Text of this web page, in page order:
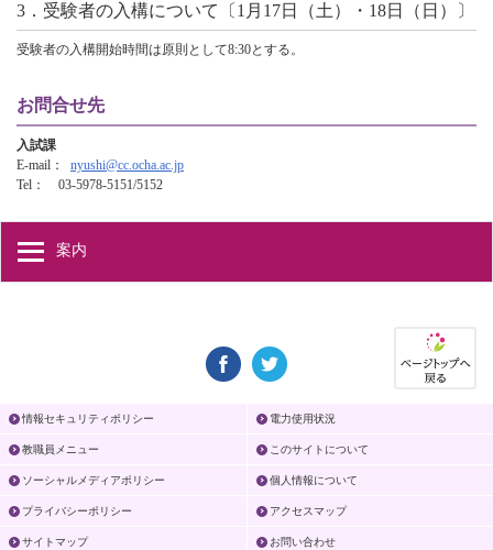
3．受験者の入構について〔1月17日（土）・18日（日）〕
受験者の入構開始時間は原則として8:30とする。
お問合せ先
入試課
E-mail： nyushi@cc.ocha.ac.jp
Tel： 03-5978-5151/5152
案内
情報セキュリティポリシー 電力使用状況
教職員メニュー このサイトについて
ソーシャルメディアポリシー 個人情報について
プライバシーポリシー アクセスマップ
サイトマップ お問い合わせ